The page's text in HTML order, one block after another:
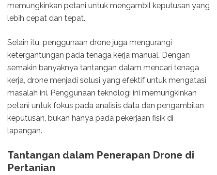
memungkinkan petani untuk mengambil keputusan yang
lebih cepat dan tepat.
Selain itu, penggunaan drone juga mengurangi
ketergantungan pada tenaga kerja manual. Dengan
semakin banyaknya tantangan dalam mencari tenaga
kerja, drone menjadi solusi yang efektif untuk mengatasi
masalah ini. Penggunaan teknologi ini memungkinkan
petani untuk fokus pada analisis data dan pengambilan
keputusan, bukan hanya pada pekerjaan fisik di
lapangan.
Tantangan dalam Penerapan Drone di
Pertanian